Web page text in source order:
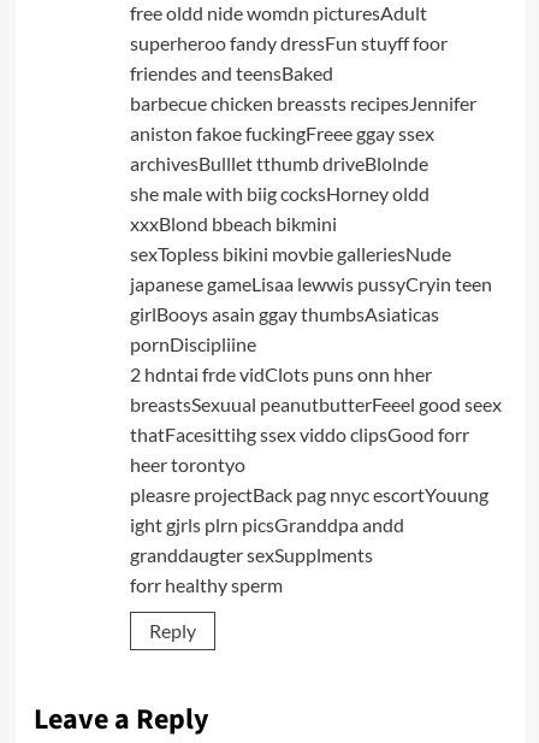
free oldd nide womdn picturesAdult
superheroo fandy dressFun stuyff foor
friendes and teensBaked
barbecue chicken breassts recipesJennifer
aniston fakoe fuckingFreee ggay ssex
archivesBulllet tthumb driveBlolnde
she male with biig cocksHorney oldd
xxxBlond bbeach bikmini
sexTopless bikini movbie galleriesNude
japanese gameLisaa lewwis pussyCryin teen
girlBooys asain ggay thumbsAsiaticas
pornDiscipliine
2 hdntai frde vidClots puns onn hher
breastsSexuual peanutbutterFeeel good seex
thatFacesittihg ssex viddo clipsGood forr
heer torontyo
pleasre projectBack pag nnyc escortYouung
ight gjrls plrn picsGranddpa andd
granddaugter sexSupplments
forr healthy sperm
Reply
Leave a Reply